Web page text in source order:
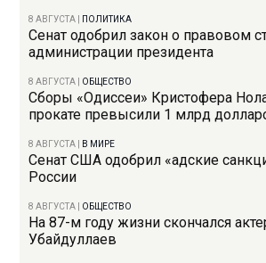
8 АВГУСТА ПОЛИТИКА
Сенат одобрил закон о правовом
администрации президента
8 АВГУСТА ОБЩЕСТВО
Сборы «Одиссеи» Кристофера
прокате превысили 1 млрд
8 АВГУСТА В МИРЕ
Сенат США одобрил «адские
России
8 АВГУСТА ОБЩЕСТВО
На 87-м году жизни скончался
Убайдуллаев